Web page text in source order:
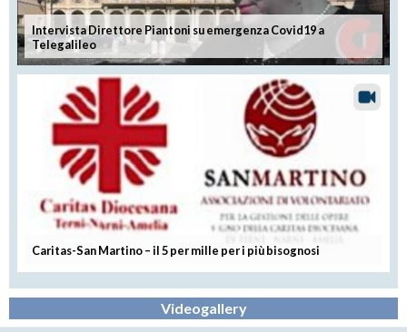
Intervista Direttore Piantoni su emergenza Covid19 a
Telegalileo
Caritas-San Martino – il 5 per mille per i più bisognosi
Videogallery